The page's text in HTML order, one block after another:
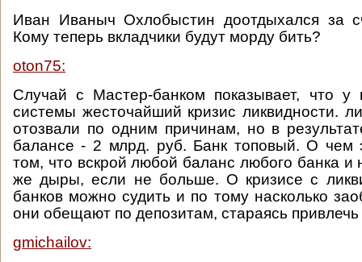
Иван Иваныч Охлобыстин доотдыхался за
Кому теперь вкладчики будут морду бить?
oton75:
Случай с Мастер-банком показывает, что у
системы жесточайший кризис ликвидности.
отозвали по одним причинам, но в
балансе - 2 млрд. руб. Банк топовый. О чем
том, что вскрой любой баланс любого банка и
же дыры, если не больше. О кризисе с
банков можно судить и по тому насколько
они обещают по депозитам, стараясь привлечь
gmichailov: